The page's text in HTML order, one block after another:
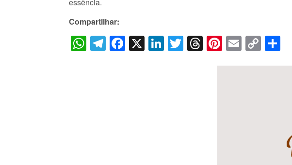
Compartilhar:
WhatsApp
Telegram
Facebook
X LinkedIn
Twitter
Threads
Pinterest
Email
Copy
Link